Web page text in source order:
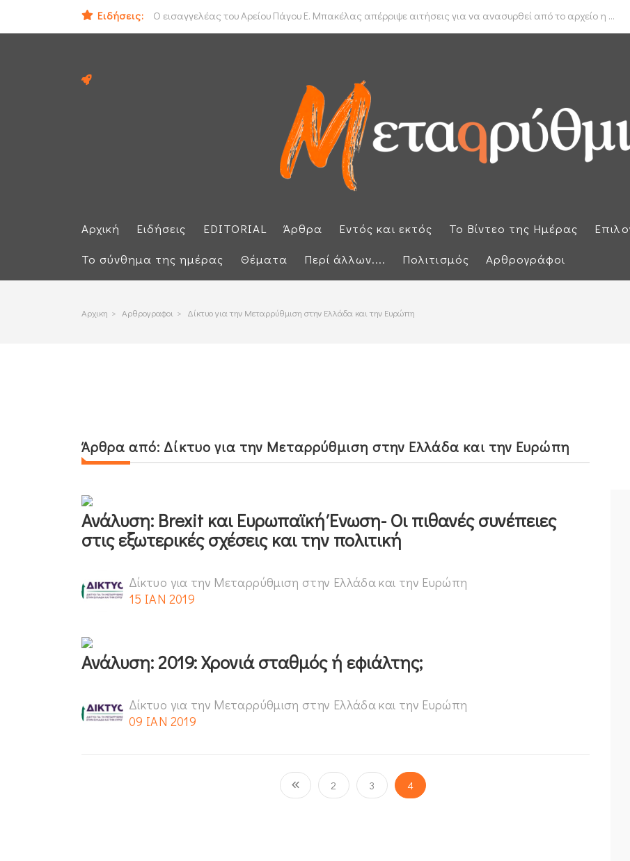
Ειδήσεις:
Ο εισαγγελέας του Αρείου Πάγου Ε. Μπακέλας απέρριψε αιτήσεις για να ανασυρθεί από το αρχείο η ...
ΟΟΣΑ: Στην τελευταία θέση η Ελλάδα για το πραγματικό διαθέσιμο εισόδημα των νοικοκυριών
Αρχική Ειδήσεις EDITORIAL Άρθρα Εντός και εκτός Το Βίντεο της Ημέρας
Το σύνθημα της ημέρας
Θέματα Περί άλλων.... Πολιτισμός Αρθρογράφοι
Αρχικη > Αρθρογραφοι > Δίκτυο για την Μεταρρύθμιση στην Ελλάδα και την Ευρώπη
Άρθρα από: Δίκτυο για την Μεταρρύθμιση στην Ελλάδα και την Ευρώπη
Ανάλυση: Brexit και Ευρωπαϊκή Ένωση- Οι πιθανές συνέπειες
στις εξωτερικές σχέσεις και την πολιτική
Δίκτυο για την Μεταρρύθμιση στην Ελλάδα και την Ευρώπη
15 ΙΑΝ 2019
Ανάλυση: 2019: Χρονιά σταθμός ή εφιάλτης;
Δίκτυο για την Μεταρρύθμιση στην Ελλάδα και την Ευρώπη
09 ΙΑΝ 2019
2 3 4